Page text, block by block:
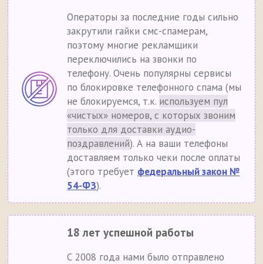
Операторы за последние годы сильно
закрутили гайки смс-спамерам,
поэтому многие рекламщики
переключились на звонки по
телефону. Очень популярны сервисы
по блокировке телефонного спама (мы
не блокируемся, т.к. используем пул
«чистых» номеров, с которых звоним
только для доставки аудио-
поздравлений). А на ваши телефоны
доставляем только чеки после оплаты
(этого требует федеральный закон №
54-ФЗ).
18 лет успешной работы
С 2008 года нами было отправлено